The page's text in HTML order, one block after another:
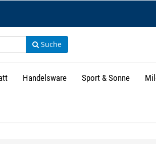
Suche
Handelsware Sport & Sonne